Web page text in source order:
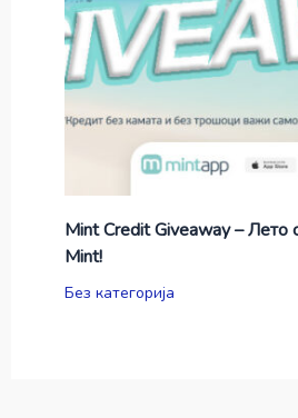
Mint Credit Giveaway – Лето
Mint!
Без категорија